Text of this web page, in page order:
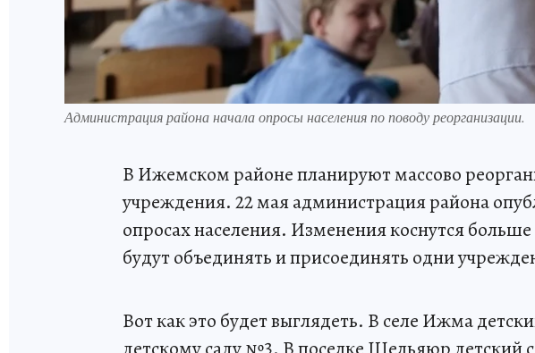
Администрация района начала опросы населения по поводу реорганизации.
В Ижемском районе планируют массово
учреждения. 22 мая администрация района
опросах населения. Изменения коснутся
будут объединять и присоединять одни
Вот как это будет выглядеть. В селе Ижма